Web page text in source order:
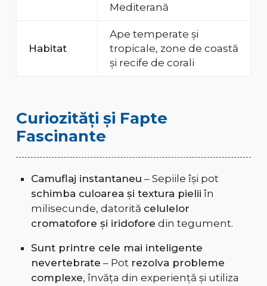
Mediterană
Habitat
Ape temperate și
tropicale, zone de coastă
și recife de corali
Curiozități și Fapte
Fascinante
Camuflaj instantaneu – Sepiile își pot
schimba culoarea și textura pielii în
milisecunde, datorită celulelor
cromatofore și iridofore din tegument.
Sunt printre cele mai inteligente
nevertebrate – Pot rezolva probleme
complexe, învăța din experiență și utiliza